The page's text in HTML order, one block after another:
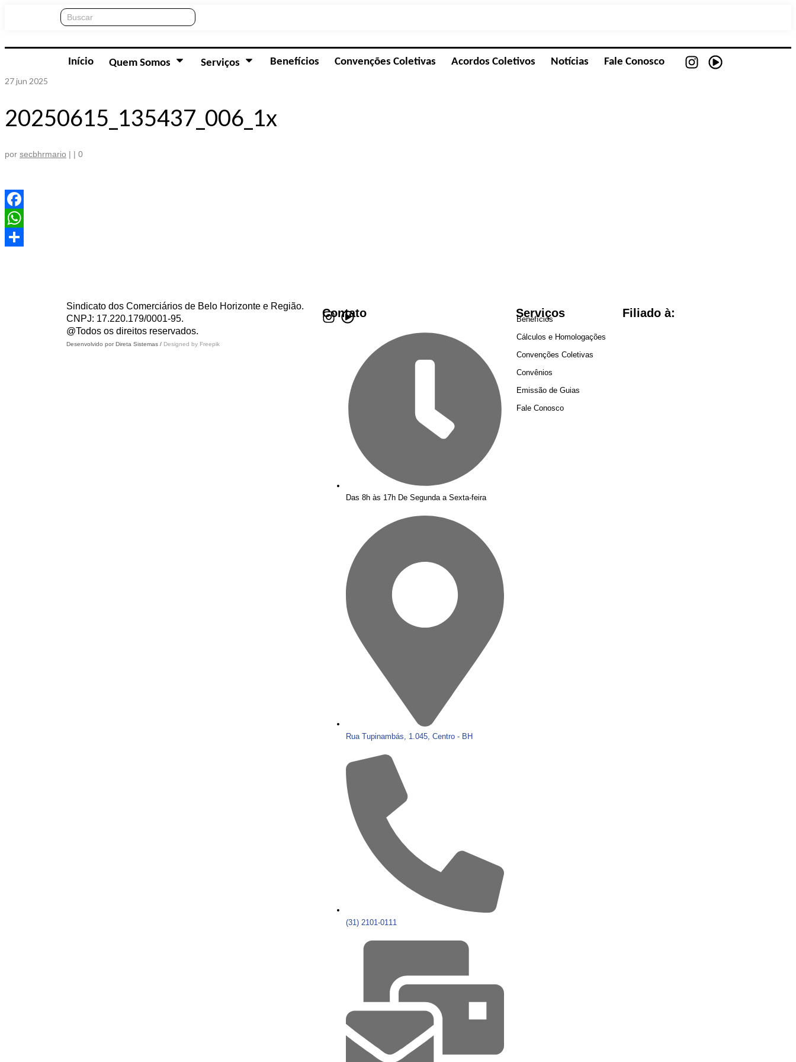
Início Quem Somos Serviços Benefícios Convenções Coletivas Acordos Coletivos Notícias Fale Conosco
27jun 2025
20250615_135437_006_1x
por secbhrmario | | 0
Facebook
WhatsApp
Sindicato dos Comerciários de Belo Horizonte e Região.
CNPJ: 17.220.179/0001-95.
@Todos os direitos reservados.
Desenvolvido por Direta Sistemas / Designed by Freepik
Contato
Das 8h às 17h De Segunda a Sexta-feira
Rua Tupinambás, 1.045, Centro - BH
(31) 2101-0111
Serviços
Benefícios
Cálculos e Homologações
Convenções Coletivas
Convênios
Emissão de Guias
Fale Conosco
Filiado à: